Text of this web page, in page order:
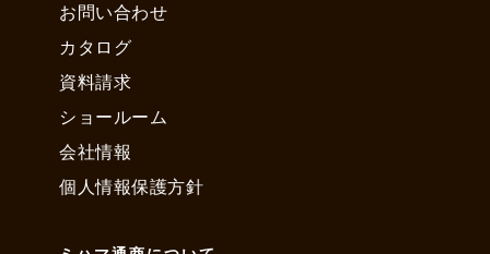
お問い合わせ
カタログ
資料請求
ショールーム
会社情報
個人情報保護方針